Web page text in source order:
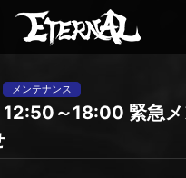
メンテナンス
～18:00 緊急メ